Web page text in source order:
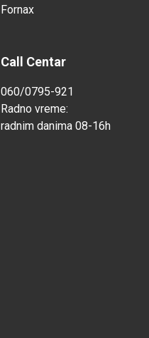
Fornax
Call Centar
060/0795-921
Radno vreme:
radnim danima 08-16h